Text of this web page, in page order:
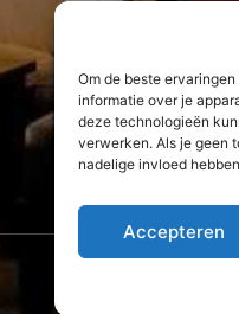
Om de beste
informatie over je
deze technologieën
verwerken. Als je geen
nadelige invloed
Accepteren